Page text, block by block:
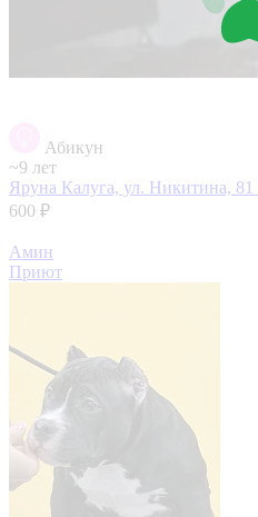
Абикун
~9 лет
Яруна Калуга, ул. Никитина, 81
600 ₽
Амин
Приют